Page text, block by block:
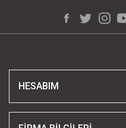
HESABIM